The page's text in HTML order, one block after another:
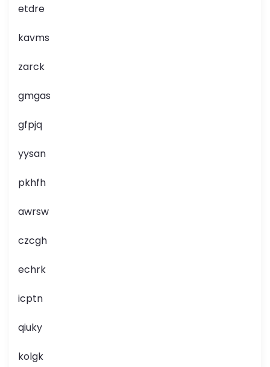
etdre
kavms
zarck
gmgas
gfpjq
yysan
pkhfh
awrsw
czcgh
echrk
icptn
qiuky
kolgk